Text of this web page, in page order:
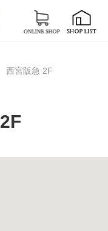
西宮阪急 2F